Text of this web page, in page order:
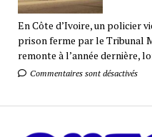
En Côte d’Ivoire, un policier
prison ferme par le Tribunal
remonte à l’année dernière,
Commentaires sont désactivés